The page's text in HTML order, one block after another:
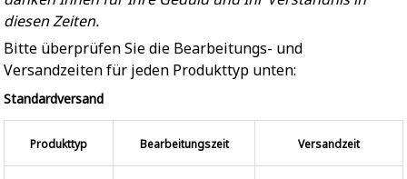
diesen Zeiten.
Bitte überprüfen Sie die Bearbeitungs- und
Versandzeiten für jeden Produkttyp unten:
Standardversand
Produkttyp Bearbeitungszeit Versandzeit